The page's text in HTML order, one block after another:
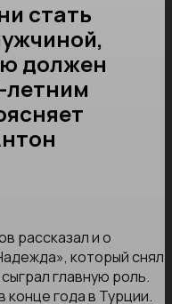
стать
должен
летним
рассказал и о
который снял
сыграл главную роль.
года в Турции.